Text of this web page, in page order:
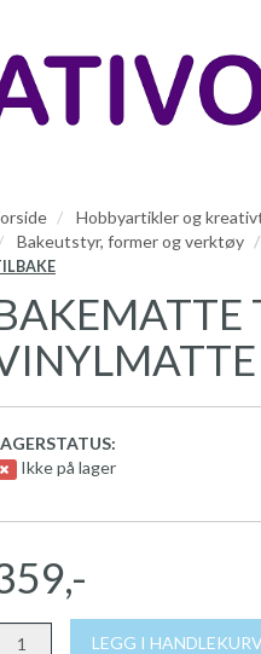
Hobbyartikler og
Bakeutstyr, former og verktøy
Ikke på lager
LEGG I